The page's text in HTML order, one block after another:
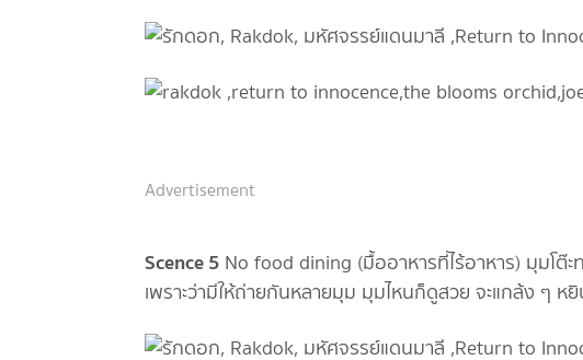
Advertisement
Scence 5 No food dining (มื้ออาหารที่ไร้อาหาร) มุมโต๊
เพราะว่ามีให้ถ่ายกันหลายมุม มุมไหนก็ดูสวย จะแกล้ง ๆ